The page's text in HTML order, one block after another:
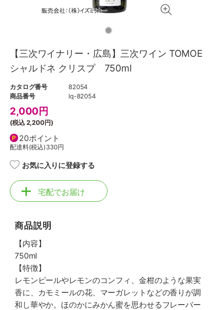
【三次ワイナリー・広島】三次ワイン TOMOE
シャルドネ クリスプ 750ml
カタログ番号
82054
商品番号
lq-82054
2,000 円
(税込2,200円)
20ポイント
配達料(税込)330円
お気に入りに登録する
宅配でお届け
商品説明
【内容】
750ml
【特徴】
レモンピールやレモンのコンフィ、金柑のような果実
香に、カモミールの花、マーガレットなどの香りが調
和し華やか。ほのかにみかん蜜を思わせるフレーバー